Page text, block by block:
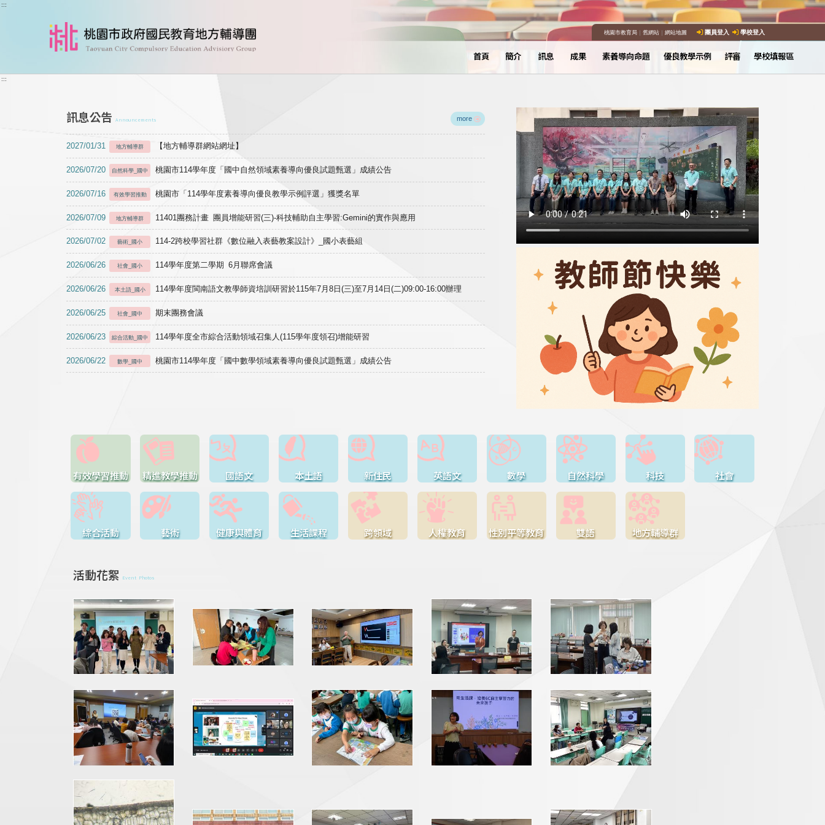
跳到主要內容
:::
桃園市教育局｜ 舊網站｜ 網站地圖 團員登入 學校登入
首頁 簡介 訊息 成果 素養導向命題 優良教學示例 評審 學校填報區
:::
訊息公告 Announcements more
2027/01/31 地方輔導群 【地方輔導群網站網址】
2026/07/20 自然科學_國中 桃園市114學年度「國中自然領域素養導向優良試題甄選」成績公告
2026/07/16 有效學習推動 桃園市「114學年度素養導向優良教學示例評選」獲獎名單
2026/07/09 地方輔導群 11401團務計畫 團員增能研習(三)-科技輔助自主學習:Gemini的實作與應用
2026/07/02 藝術_國小 114-2跨校學習社群《數位融入表藝教案設計》_國小表藝組
2026/06/26 社會_國小 114學年度第二學期 6月聯席會議
2026/06/26 本土語_國小 114學年度閩南語文教學師資培訓研習於115年7月8日(三)至7月14日(二)09:00-16:00辦理
2026/06/25 社會_國中 期末團務會議
2026/06/23 綜合活動_國中 114學年度全市綜合活動領域召集人(115學年度領召)增能研習
2026/06/22 數學_國中 桃園市114學年度「國中數學領域素養導向優良試題甄選」成績公告
有效學習推動 精進教學推動 國語文 本土語 新住民 英語文 數學 自然科學 科技 社會
綜合活動 藝術 健康與體育 生活課程 跨領域 人權教育 性別平等教育 雙語 地方輔導群
活動花絮 Event Photos